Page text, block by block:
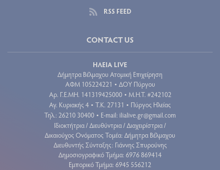
RSS FEED
CONTACT US
ΗΛΕΙΑ LIVE
Δήμητρα Βέλμαχου Ατομική Επιχείρηση
ΑΦΜ 105224221 • ΔΟΥ Πύργου
Aρ. Γ.Ε.ΜΗ. 141319425000 • Μ.Η.Τ. #242102
Αγ. Κυριακής 4 • Τ.Κ. 27131 • Πύργος Ηλείας
Τηλ.: 26210 30400 • E-mail: ilialive.gr@gmail.com
Ιδιοκτήτρια / Διευθύντρια / Διαχειρίστρια /
Δικαιούχος Ονόματος Τομέα: Δήμητρα Βέλμαχου
Διευθυντής Σύνταξης: Γιάννης Σπυρούνης
Δημοσιογραφικό Τμήμα: 6976 869414
Εμπορικό Τμήμα: 6945 556212